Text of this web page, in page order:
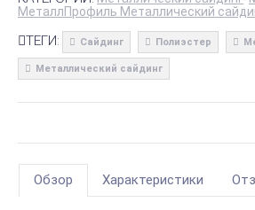
МеталлПрофиль Металлический
ТЕГИ: Сайдинг Полиэстер
Металлический сайдинг
Обзор Характеристики